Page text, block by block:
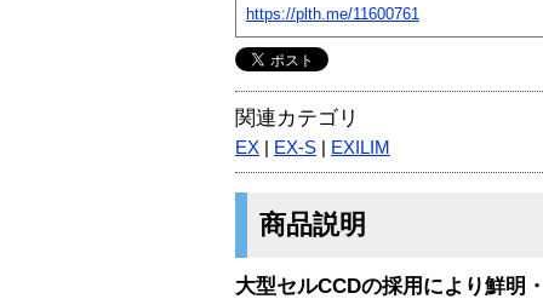
https://plth.me/11600761
関連カテゴリ
EX EX-S EXILIM
商品説明
大型セルCCDの採用により鮮明